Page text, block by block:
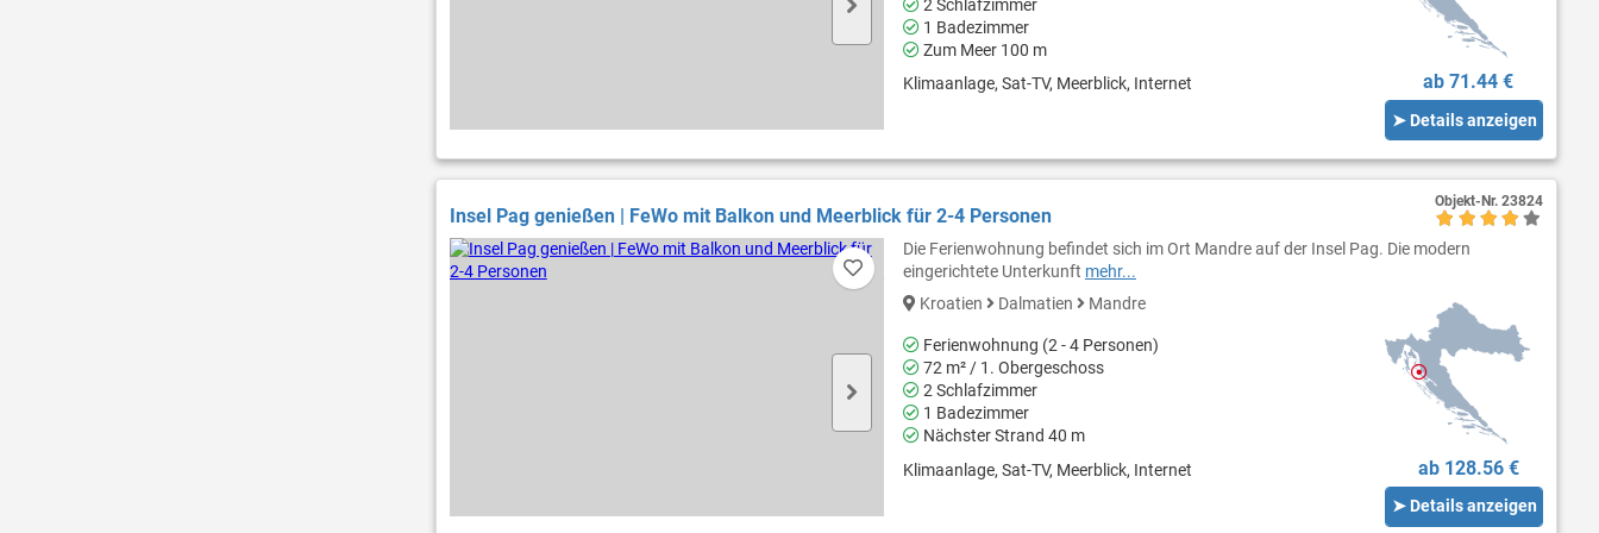
2 Schlafzimmer
1 Badezimmer
Zum Meer 100 m
Klimaanlage, Sat-TV, Meerblick, Internet
ab 71.44 €
➤ Details anzeigen
Insel Pag genießen | FeWo mit Balkon und Meerblick für 2-4 Personen
Die Ferienwohnung befindet sich im Ort Mandre auf der Insel Pag. Die modern
eingerichtete Unterkunft mehr...
Kroatien
Dalmatien Mandre
Ferienwohnung (2 - 4 Personen)
72 m² / 1. Obergeschoss
2 Schlafzimmer
1 Badezimmer
Nächster Strand 40 m
Klimaanlage, Sat-TV, Meerblick, Internet
ab 128.56 €
➤ Details anzeigen
Objekt-Nr. 23824